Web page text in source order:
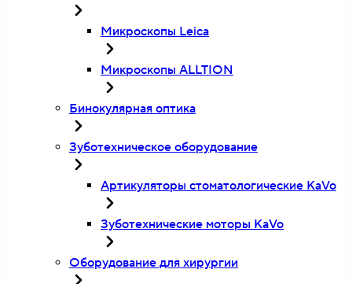
Микроскопы Leica
Микроскопы ALLTION
Бинокулярная оптика
Зуботехническое оборудование
Артикуляторы стоматологические KaVo
Зуботехнические моторы KaVo
Оборудование для хирургии